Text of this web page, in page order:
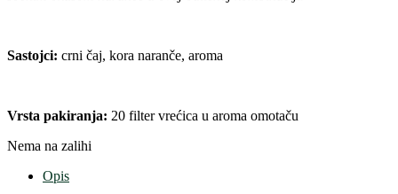
Sastojci: crni čaj, kora naranče, aroma
Vrsta pakiranja: 20 filter vrećica u aroma omotaču
Nema na zalihi
Opis